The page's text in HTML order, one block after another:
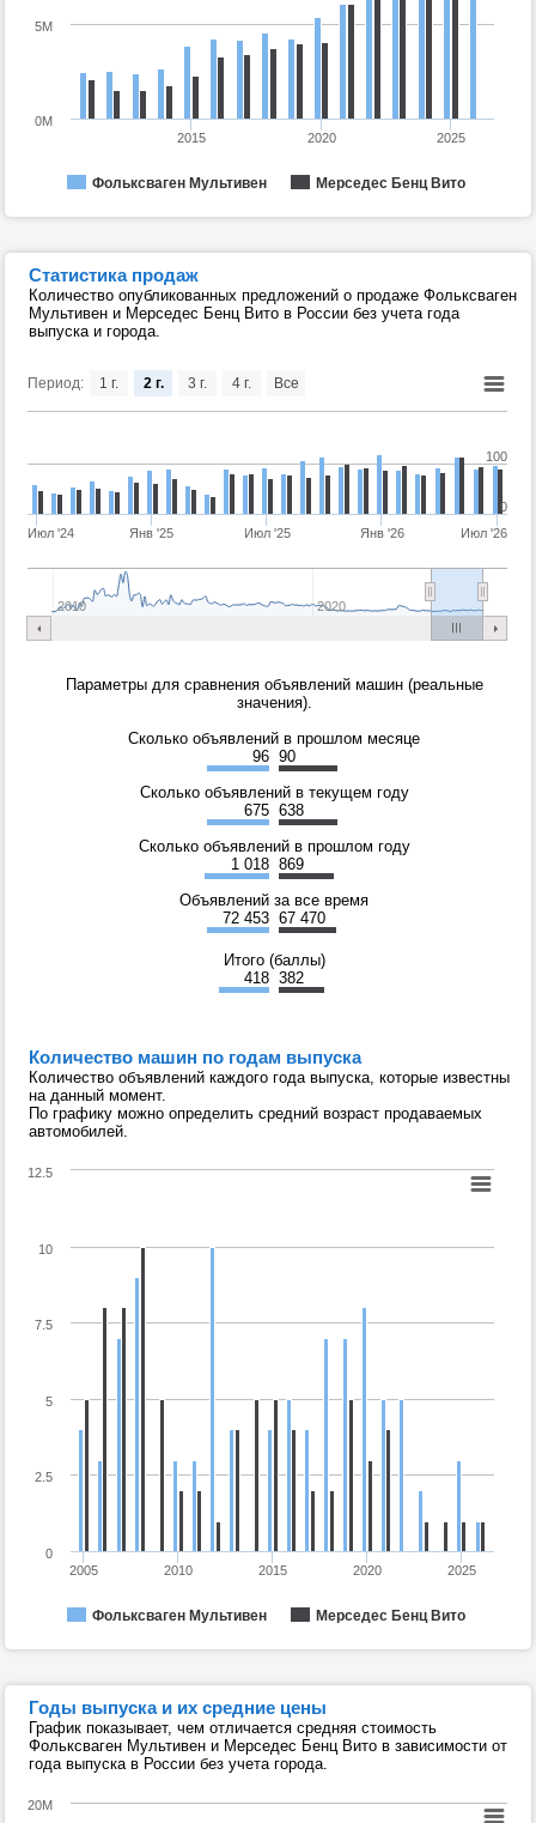
Фольксваген Мультивен Мерседес Бенц Вито
2015 2020 2025
0M
5M
Статистика продаж
Количество опубликованных предложений о продаже Фольксваген
Мультивен и Мерседес Бенц Вито в России без учета года
выпуска и города.
Период:
Июл '24 Янв '25 Июл '25 Янв '26 Июл '26
2010 2020
0
100
1 г. 2 г. 3 г. 4 г. Все
Параметры для сравнения объявлений машин (реальные
значения).
Сколько объявлений в прошлом месяце
96 90
Сколько объявлений в текущем году
675 638
Сколько объявлений в прошлом году
1 018 869
Объявлений за все время
72 453 67 470
Итого (баллы)
418 382
Количество машин по годам выпуска
Количество объявлений каждого года выпуска, которые известны
на данный момент.
По графику можно определить средний возраст продаваемых
автомобилей.
Фольксваген Мультивен Мерседес Бенц Вито
2005 2010 2015 2020 2025
0
10
2.5
5
7.5
12.5
Годы выпуска и их средние цены
График показывает, чем отличается средняя стоимость
Фольксваген Мультивен и Мерседес Бенц Вито в зависимости от
года выпуска в России без учета города.
20M